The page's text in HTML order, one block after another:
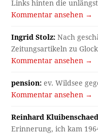
Links hinten die
Kommentar ansehen →
Ingrid Stolz: Nach
Zeitungsartikeln zu
Kommentar ansehen →
pension: ev. Wildsee
Kommentar ansehen →
Reinhard
Erinnerung, ich kam